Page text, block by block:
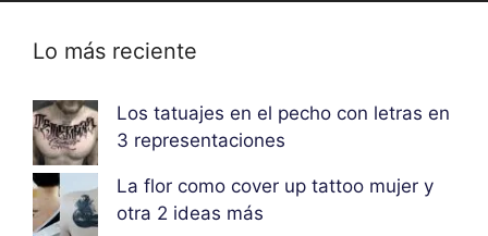
Lo más reciente
Los tatuajes en el pecho con letras en
3 representaciones
La flor como cover up tattoo mujer y
otra 2 ideas más